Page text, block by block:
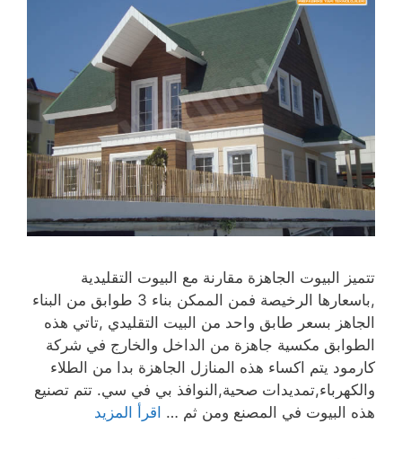
تتميز البيوت الجاهزة مقارنة مع البيوت التقليدية
,باسعارها الرخيصة فمن الممكن بناء 3 طوابق من البناء
الجاهز بسعر طابق واحد من البيت التقليدي ,تاتي هذه
الطوابق مكسية جاهزة من الداخل والخارج في شركة
كارمود يتم اكساء هذه المنازل الجاهزة بدا من الطلاء
والكهرباء,تمديدات صحية,النوافذ بي في سي. تتم تصنيع
هذه البيوت في المصنع ومن ثم … اقرأ المزيد